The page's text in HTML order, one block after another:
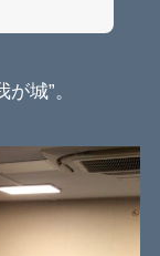
城”。